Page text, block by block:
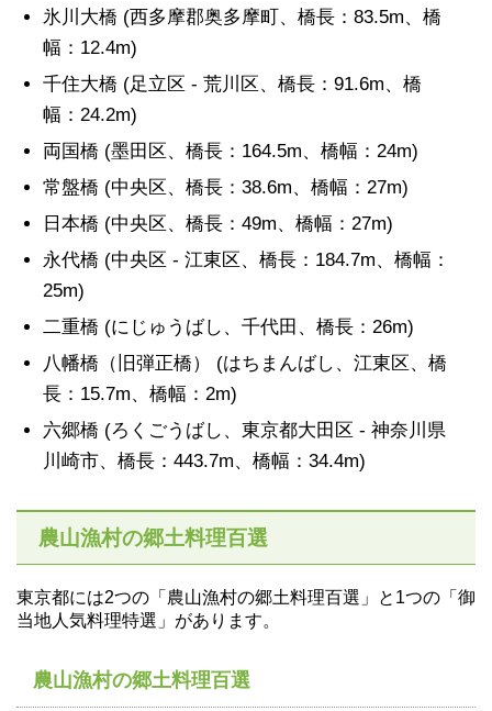
氷川大橋 (西多摩郡奥多摩町、橋長：83.5m、橋
幅：12.4m)
千住大橋 (足立区 - 荒川区、橋長：91.6m、橋
幅：24.2m)
両国橋 (墨田区、橋長：164.5m、橋幅：24m)
常盤橋 (中央区、橋長：38.6m、橋幅：27m)
日本橋 (中央区、橋長：49m、橋幅：27m)
永代橋 (中央区 - 江東区、橋長：184.7m、橋幅：
25m)
二重橋 (にじゅうばし、千代田、橋長：26m)
八幡橋（旧弾正橋） (はちまんばし、江東区、橋
長：15.7m、橋幅：2m)
六郷橋 (ろくごうばし、東京都大田区 - 神奈川県
川崎市、橋長：443.7m、橋幅：34.4m)
農山漁村の郷土料理百選
東京都には2つの「農山漁村の郷土料理百選」と1つの「御
当地人気料理特選」があります。
農山漁村の郷土料理百選